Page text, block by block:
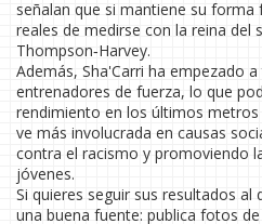
señalan que si mantiene su forma
reales de medirse con la reina del
Thompson‑Harvey.
Además, Sha'Carri ha empezado
entrenadores de fuerza, lo que
rendimiento en los últimos metros
ve más involucrada en causas
contra el racismo y promoviendo
jóvenes.
Si quieres seguir sus resultados al
una buena fuente: publica fotos